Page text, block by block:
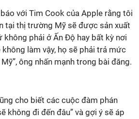
với Tim Cook của Apple rằng tôi
tại thị trường Mỹ sẽ được sản xuất
không phải ở Ấn Độ hay bất kỳ nơi
làm vậy, họ sẽ phải trả mức
ông nhấn mạnh trong bài đăng.
cho biết các cuộc đàm phán
không đi đến đâu” và gợi ý sẽ áp